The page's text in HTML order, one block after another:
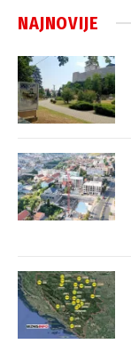
NAJNOVIJE